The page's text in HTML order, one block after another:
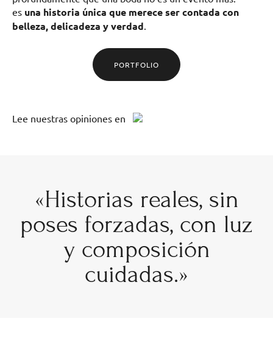
es una historia única que merece ser contada con
belleza, delicadeza y verdad
PORTFOLIO
Lee nuestras opiniones en
«Historias reales, sin
poses forzadas, con luz
y composición
cuidadas.»